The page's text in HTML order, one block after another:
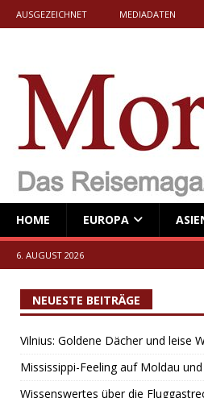
AUSGEZEICHNET MEDIADATEN
HOME EUROPA
6. AUGUST 2026
NEUESTE BEITRÄGE
Vilnius: Goldene Dächer und leise
Mississippi-Feeling auf Moldau und
Wissenswertes über die